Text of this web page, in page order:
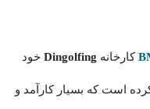
کارخانه Dingolfing خود
است که بسیار کارآمد و